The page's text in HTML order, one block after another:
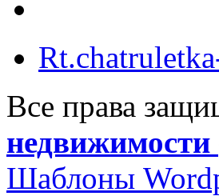
Все права
недвижимости
Шаблоны